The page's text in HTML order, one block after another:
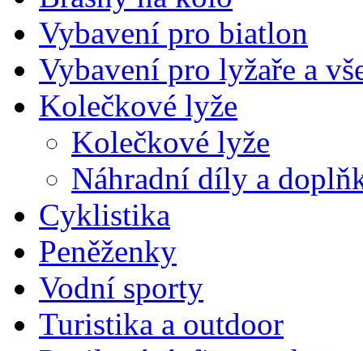
Vybavení pro biatlon
Vybavení pro lyžaře a
Kolečkové lyže
Kolečkové lyže
Náhradní díly a
Cyklistika
Peněženky
Vodní sporty
Turistika a outdoor